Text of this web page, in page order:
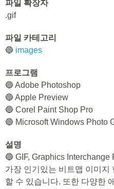
파일 확장자
.gif
파일 카테고리
🔵 images
프로그램
🔵 Adobe Photoshop
🔵 Apple Preview
🔵 Corel Paint Shop Pro
🔵 Microsoft Windows Photo
설명
🔵 GIF, Graphics Interchange
가장 인기있는 비트맵 이미지
할 수 있습니다. 또한 다양한